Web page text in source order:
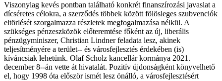
Viszonylag kevés pontban található konkrét finanszírozási javaslat a
dícséretes célokra, a szerződés többek között fölösleges szubvenciók
eltörlését szorgalmazza részletek megfogalmazása nélkül. A
szükséges pénzeszközök előteremtése főként az új, liberális
pénzügyminiszer, Christian Lindner feladata lesz, akinek
teljesítményére a terület-­‐ és városfejlesztés érdekében (is)
kíváncsiak lehetünk. Olaf Scholz kancellár kormánya 2021.
december 8-­‐án vette át hivatalát. Pozitív újdonságként könyvelhető
el, hogy 1998 óta először ismét lesz önálló, a városfejlesztésért